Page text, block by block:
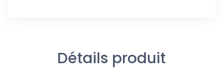
Détails produit